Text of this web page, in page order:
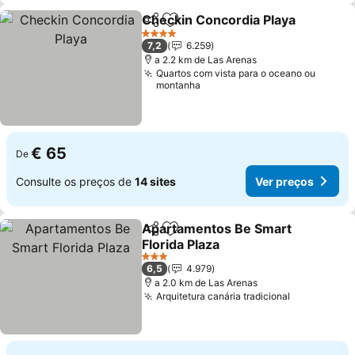
PartilharAdicionar aos favoritos
Checkin Concordia Playa
4 Estrelas
7,2
6.259
a 2.2 km de Las Arenas
Quartos com vista para o oceano ou
montanha
De € 65
Consulte os preços de 14 sites Ver preços
PartilharAdicionar aos favoritos
Apartamentos Be Smart
Florida Plaza
3 Estrelas
6,5
4.979
a 2.0 km de Las Arenas
Arquitetura canária tradicional